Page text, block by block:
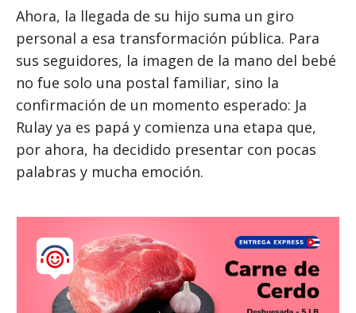
Ahora, la llegada de su hijo suma un giro
personal a esa transformación pública. Para
sus seguidores, la imagen de la mano del bebé
no fue solo una postal familiar, sino la
confirmación de un momento esperado: Ja
Rulay ya es papá y comienza una etapa que,
por ahora, ha decidido presentar con pocas
palabras y mucha emoción.